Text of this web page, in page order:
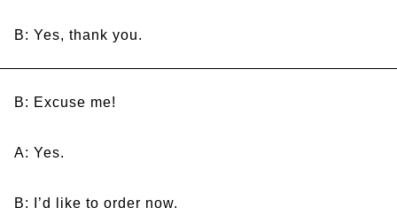
B: Yes, thank you.
B: Excuse me!
A: Yes.
B: I’d like to order now.